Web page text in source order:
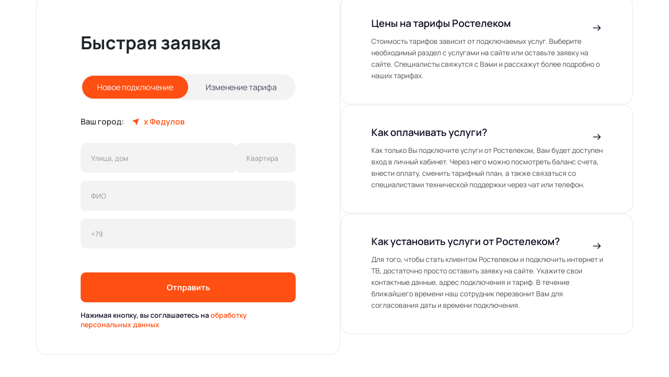
Быстрая заявка
Новое подключение Изменение тарифа
Ваш город: х Федулов
Отправить
Нажимая кнопку, вы соглашаетесь наобработку
персональных данных
Цены на тарифы Ростелеком
Стоимость тарифов зависит от подключаемых услуг. Выберите
необходимый раздел с услугами на сайте или оставьте заявку на
сайте. Специалисты свяжутся с Вами и расскажут более подробно о
наших тарифах.
Как оплачивать услуги?
Как только Вы подключите услуги от Ростелеком, Вам будет доступен
вход в личный кабинет. Через него можно посмотреть баланс счета,
внести оплату, сменить тарифный план, а также связаться со
специалистами технической поддержки через чат или телефон.
Как установить услуги от Ростелеком?
Для того, чтобы стать клиентом Ростелеком и подключить интернет и
ТВ, достаточно просто оставить заявку на сайте. Укажите свои
контактные данные, адрес подключения и тариф. В течение
ближайшего времени наш сотрудник перезвонит Вам для
согласования даты и времени подключения.